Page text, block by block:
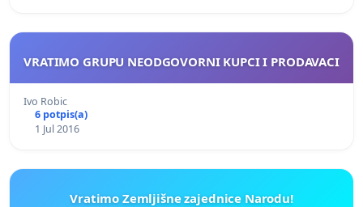
VRATIMO GRUPU NEODGOVORNI KUPCI I PRODAVACI
Ivo Robic
6 potpis(a)
1 Jul 2016
Vratimo Zemljišne zajednice Narodu!